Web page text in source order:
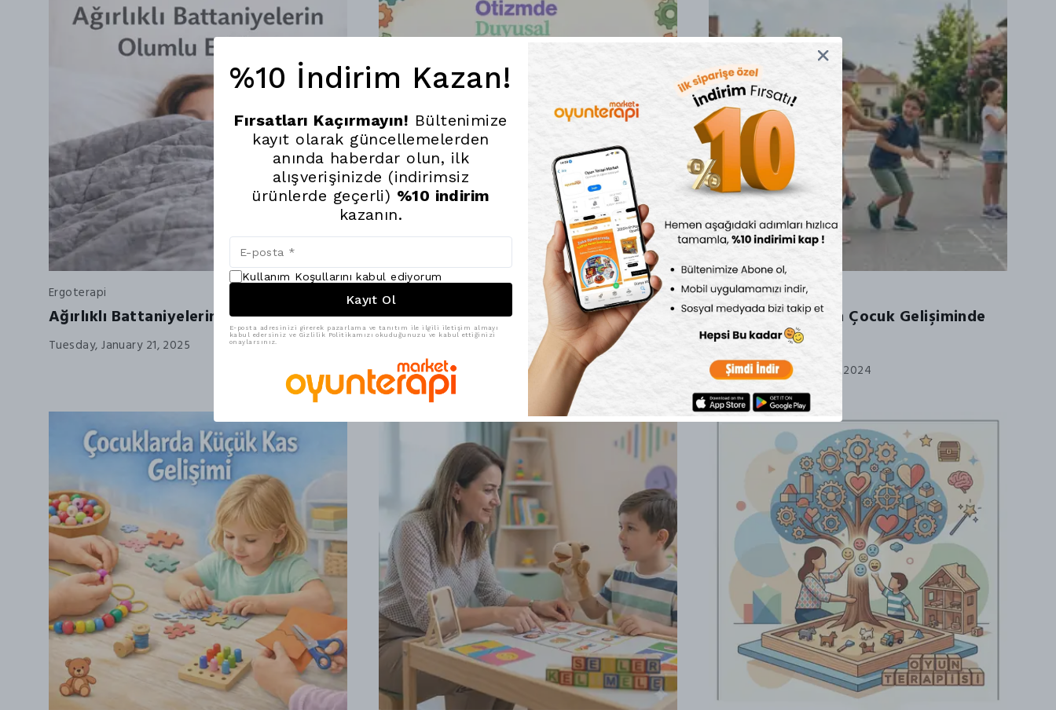
Ergoterapi
Ağırlıklı Battaniyelerin Olumlu Etkileri
Tuesday, January 21, 2025
Otizm
Otizm'de Duyusal Problemler
Saturday, November 16, 2024
Dış Mekan
Sokak Oyunlarının Çocuk Gelişiminde
Önemi
Saturday, November 16, 2024
%10 İndirim Kazan!
Fırsatları Kaçırmayın! Bültenimize
kayıt olarak güncellemelerden
anında haberdar olun, ilk
alışverişinizde (indirimsiz
ürünlerde geçerli) %10 indirim
kazanın.
Kullanım Koşullarını kabul ediyorum
Kayıt Ol
E-posta adresinizi girerek pazarlama ve tanıtım ile ilgili iletişim almayı
kabul edersiniz ve Gizlilik Politikamızı okuduğunuzu ve kabul ettiğinizi
onaylarsınız.